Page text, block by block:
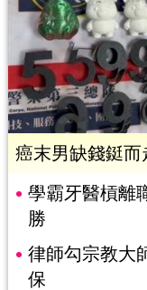
癌末男缺錢鋌
學霸牙醫槓離
勝
律師勾宗教大
保